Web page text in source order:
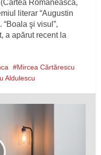
Românească,
literar “Augustin
şi visul”,
a apărut recent la
Mircea Cărtărescu
Aldulescu